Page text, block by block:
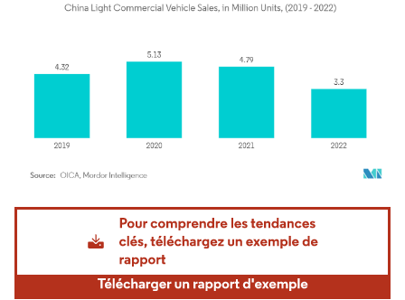
Image © Mordor Intelligence. La réutilisation nécessite une attribution sous CC BY